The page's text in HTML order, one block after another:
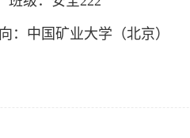
：中国矿业大学（北京）